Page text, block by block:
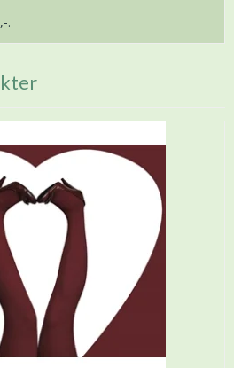
.